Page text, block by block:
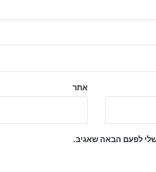
אתר
לפעם הבאה שאגיב.